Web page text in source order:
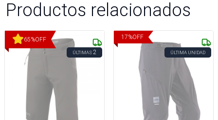
Productos relacionados
65%OFF
ÚLTIMAS2
17%OFF
ÚLTIMA UNIDAD